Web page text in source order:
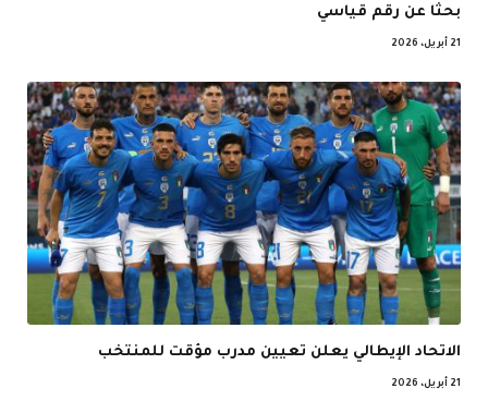
بحثا عن رقم قياسي
21 أبريل، 2026
الاتحاد الإيطالي يعلن تعيين مدرب مؤقت للمنتخب
21 أبريل، 2026